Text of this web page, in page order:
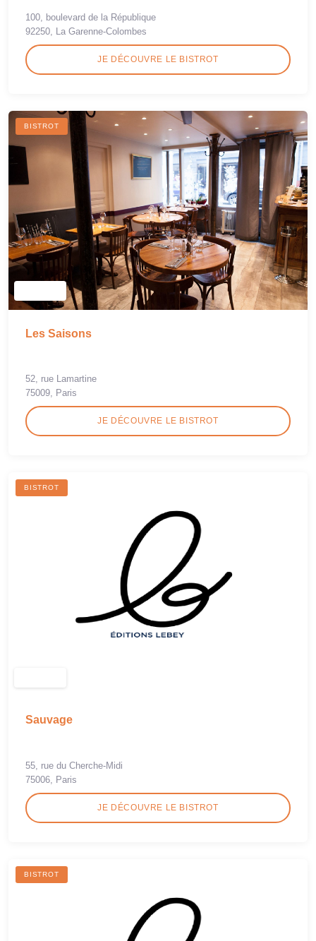
100, boulevard de la République
92250, La Garenne-Colombes
JE DÉCOUVRE LE BISTROT
BISTROT
Les Saisons
52, rue Lamartine
75009, Paris
JE DÉCOUVRE LE BISTROT
BISTROT
Sauvage
55, rue du Cherche-Midi
75006, Paris
JE DÉCOUVRE LE BISTROT
BISTROT